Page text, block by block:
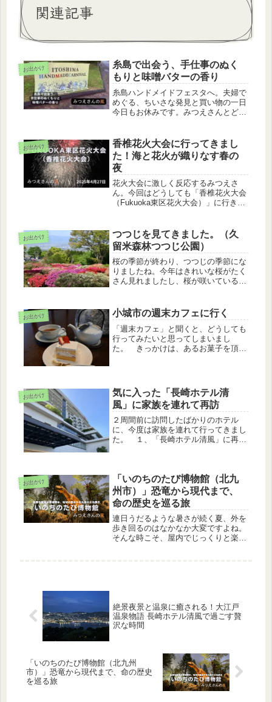
関連記事
お出かけ
糸島で出会う、手仕事のぬく
もりと味噌バターの香り
糸島ハンドメイドフェスタへ。夫婦で
めぐる、ちいさな発見と買い物の一日
今日もお休みです。みつえさんとどこ
いるという情報を見つけました。それ
なら行ってみようということで、今日
の...
お出かけ
香椎花火大会に行ってきまし
た！海と花火が織りなす春の
夜
花火大会に激しく反応するみつえさ
ん。今回はどうしても「香椎花火大会
（Fukuoka東区花火大会）」に行きた
が、何もかも経験と思って行ってきま
した。今年は記念すべき第30回目の...
お出かけ
つつじを見てきました。（久
留米森林つつじ公園）
桜の季節が終わり、つつじの季節にな
りましたね。今年はきれいな桜がたく
さん見れましたし、桜が咲いている期
を見よういうことでGoogle マップで
ツツジを検索すると、「久留米森...
お出かけ 小城市の週末カフェに行く
「週末カフェ」と聞くと、どうしても
行ってみたいと思ってしまいまし
た。 きっかけは、あるお菓子を頂い
曜）のみ、カフェ営業をしているらし
い。そ...
お出かけ
気に入った「長崎ホテル清
風」に家族を連れて再訪
２周間前に訪問したばかりのホテル
に、今度は家族を連れて行ってきまし
た。 １、「長崎ホテル清風」に再訪
スタイル、もしくは２食付き（夕食、
朝食...
お出かけ
「いのちのたび博物館（北九
州市）」恐竜から現代まで、
命の歴史を巡る旅
連日うだるような暑さが続く夏、外を
歩き回るのはなかなか大変ですよね。
そんな時こそ、屋内でじっくりと楽し
絶景夜景と温泉に癒される！大江戸
温泉物語 長崎ホテル清風で過ごす贅
沢な時間
「いのちのたび博物館（北九州
市）」恐竜から現代まで、命の歴史
を巡る旅